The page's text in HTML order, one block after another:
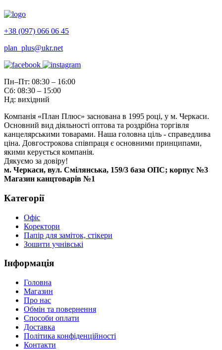
+38 (097) 066 06 45
plan_plus@ukr.net
Пн–Пт: 08:30 – 16:00
Сб: 08:30 – 15:00
Нд: вихідний
Компанія «План Плюс» заснована в 1995 році, у м. Черкаси.
Основний вид діяльності оптова та роздрібна торгівля
канцелярськими товарами. Наша головна ціль - справедлива
ціна. Довгострокова співпраця є основними принципами,
якими керується компанія.
Дякуємо за довіру!
м. Черкаси, вул. Смілянська, 159/3 база ОПС; корпус №3
Магазин канцтоварів №1
Категорії
Офіс
Коректори
Папір для заміток, стікери
Зошити учнівські
Інформація
Головна
Магазин
Про нас
Обмін та повернення
Способи оплати
Доставка
Політика конфіденційності
Контакти